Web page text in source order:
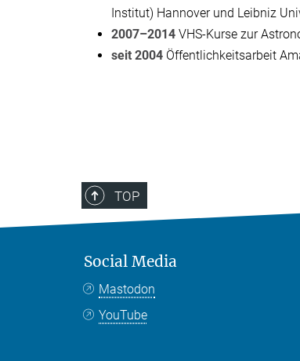
Institut) Hannover und Leibniz
2007–2014 VHS-Kurse zur
seit 2004 Öffentlichkeitsarbeit
TOP
Social Media
Mastodon
YouTube